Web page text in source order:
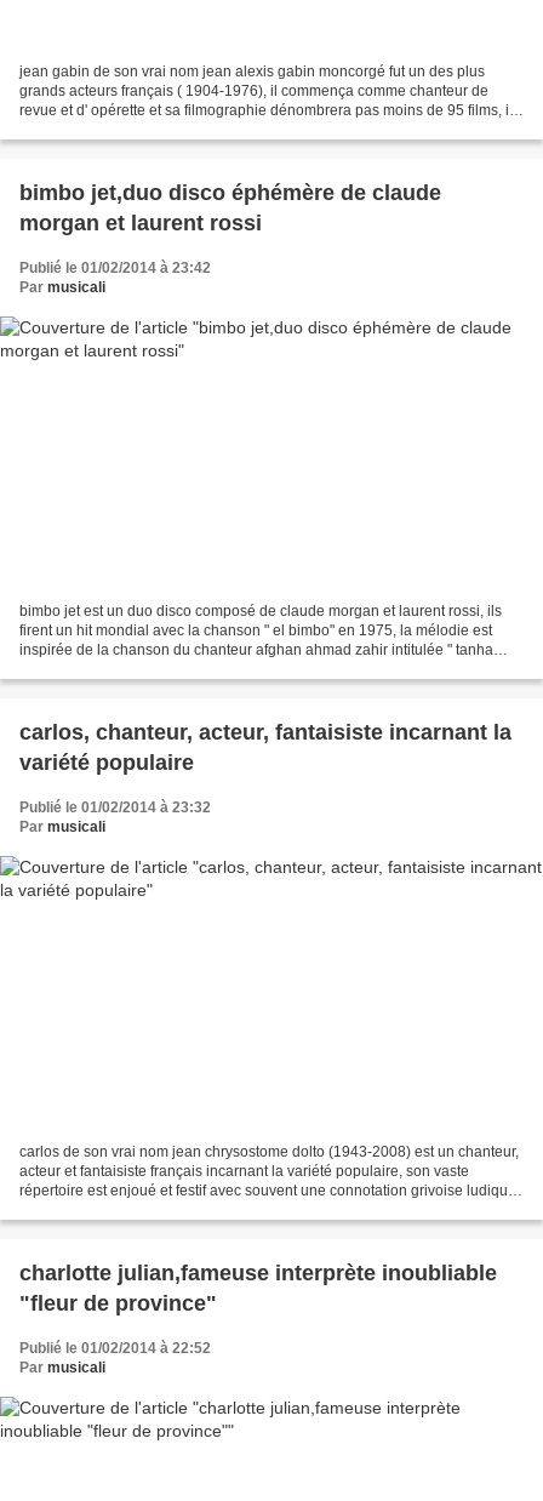
jean gabin de son vrai nom jean alexis gabin moncorgé fut un des plus
grands acteurs français ( 1904-1976), il commença comme chanteur de
revue et d' opérette et sa filmographie dénombrera pas moins de 95 films, il
bimbo jet,duo disco éphémère de claude
morgan et laurent rossi
Publié le 01/02/2014 à 23:42
Par musicali
bimbo jet est un duo disco composé de claude morgan et laurent rossi, ils
firent un hit mondial avec la chanson " el bimbo" en 1975, la mélodie est
inspirée de la chanson du chanteur afghan ahmad zahir intitulée " tanha
carlos, chanteur, acteur, fantaisiste incarnant la
variété populaire
Publié le 01/02/2014 à 23:32
Par musicali
carlos de son vrai nom jean chrysostome dolto (1943-2008) est un chanteur,
acteur et fantaisiste français incarnant la variété populaire, son vaste
répertoire est enjoué et festif avec souvent une connotation grivoise ludique
charlotte julian,fameuse interprète inoubliable
"fleur de province"
Publié le 01/02/2014 à 22:52
Par musicali